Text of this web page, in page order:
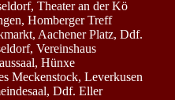
Theater an der Kö
Homberger Treff
Aachener Platz, Ddf.
Vereinshaus
Hünxe
Meckenstock, Leverkusen
Ddf. Eller